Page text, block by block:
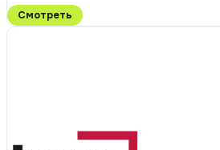
Смотреть